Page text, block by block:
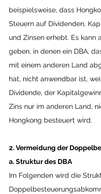
beispielsweise, dass
Steuern auf Dividenden,
und Zinsen erhebt. Es kann
geben, in denen ein DBA,
mit einem anderen Land
hat, nicht anwendbar ist,
Dividende, der
Zins nur im anderen Land,
Hongkong besteuert wird.
2. Vermeidung der
a. Struktur des DBA
Im Folgenden wird die